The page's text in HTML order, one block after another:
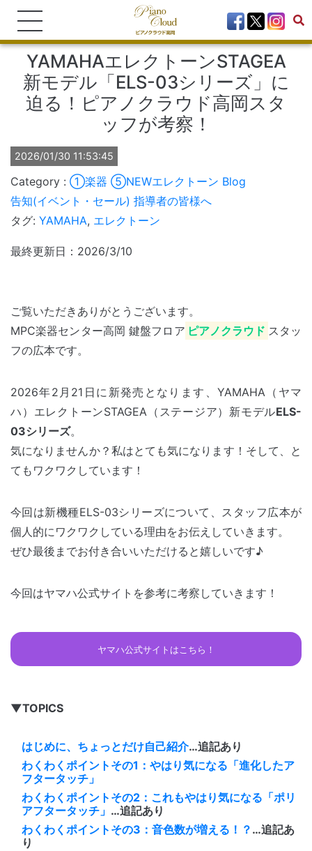
YAMAHAエレクトーンSTAGEA
新モデル「ELS-03シリーズ」に
迫る！ピアノクラウド高岡スタ
ッフが考察！
2026/01/30 11:53:45
①楽器 ⑤NEWエレクトーン Blog
告知(イベント・セール) 指導者の皆様へ
タグ: YAMAHA, エレクトーン
最終更新日：2026/3/10
ご覧いただきありがとうございます。
MPC楽器センター高岡 鍵盤フロア ピアノクラウド スタッ
フの広本です。
2026年2月21日に新発売となります、YAMAHA（ヤマ
ハ）エレクトーンSTAGEA（ステージア）新モデルELS-
03シリーズ。
気になりませんか？私はとても気になります！そして、と
てもワクワクしています！
今回は新機種ELS-03シリーズについて、スタッフ広本が
個人的にワクワクしている理由をお伝えしていきます。
ぜひ最後までお付き合いいただけると嬉しいです♪
今回はヤマハ公式サイトを参考に考察していきます！
ヤマハ公式サイトはこちら！
▼TOPICS
はじめに、ちょっとだけ自己紹介…追記あり
わくわくポイントその1：やはり気になる「進化したア
フタータッチ」
わくわくポイントその2：これもやはり気になる「ポリ
アフタータッチ」 …追記あり
わくわくポイントその3：音色数が増える！？ …追記あ
り